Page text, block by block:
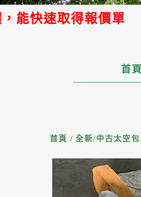
首頁
首頁 / 全新/中古太空包